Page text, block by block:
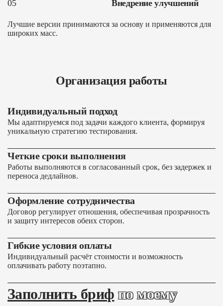
05 Внедрение улучшений
Лучшие версии принимаются за основу и применяются для
широких масс.
Организация работы
Индивидуальный подход
Мы адаптируемся под задачи каждого клиента, формируя
уникальную стратегию тестирования.
Четкие сроки выполнения
Работы выполняются в согласованный срок, без задержек и
переноса дедлайнов.
Оформление сотрудничества
Договор регулирует отношения, обеспечивая прозрачность
и защиту интересов обеих сторон.
Гибкие условия оплаты
Индивидуальный расчёт стоимости и возможность
оплачивать работу поэтапно.
Заполнить бриф по моему